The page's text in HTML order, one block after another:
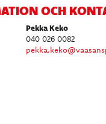
OCH
Pekka Keko
040 026 0082